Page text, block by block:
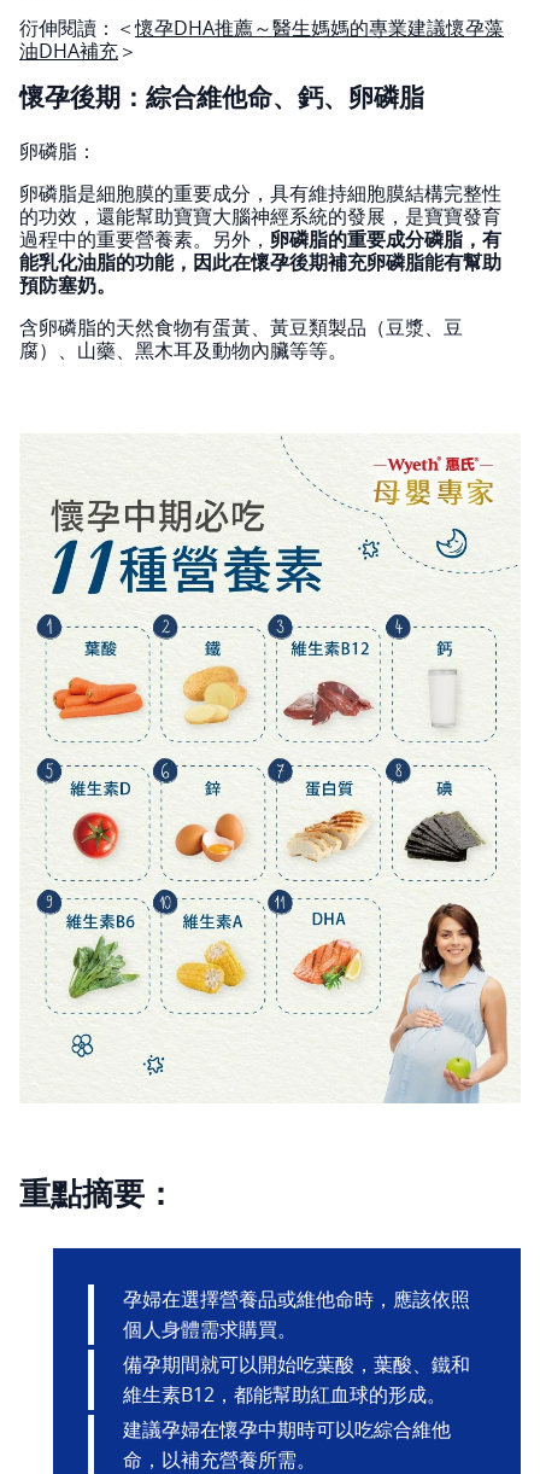
衍伸閱讀：＜懷孕DHA推薦～醫生媽媽的專業建議懷孕藻
油DHA補充＞
懷孕後期：綜合維他命、鈣、卵磷脂
卵磷脂：
卵磷脂是細胞膜的重要成分，具有維持細胞膜結構完整性
的功效，還能幫助寶寶大腦神經系統的發展，是寶寶發育
過程中的重要營養素。另外， 卵磷脂的重要成分磷脂，有
能乳化油脂的功能，因此在懷孕後期補充卵磷脂能有幫助
預防塞奶。
含卵磷脂的天然食物有蛋黃、黃豆類製品（豆漿、豆
腐）、山藥、黑木耳及動物內臟等等。
重點摘要：
孕婦在選擇營養品或維他命時，應該依照
個人身體需求購買。
備孕期間就可以開始吃葉酸，葉酸、鐵和
維生素B12，都能幫助紅血球的形成。
建議孕婦在懷孕中期時可以吃綜合維他
命，以補充營養所需。